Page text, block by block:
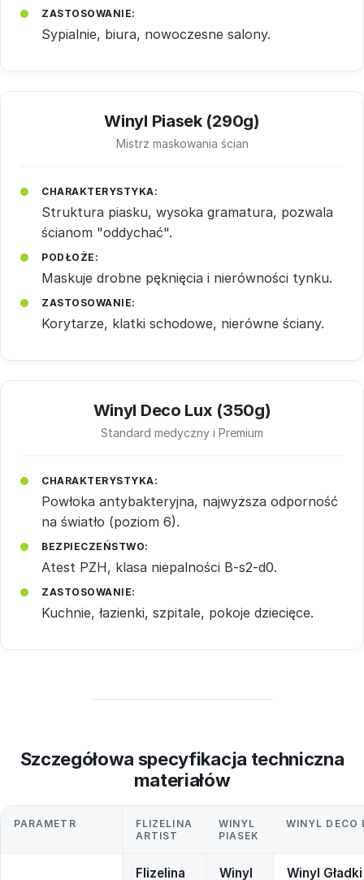
ZASTOSOWANIE:
Sypialnie, biura, nowoczesne salony.
Winyl Piasek (290g)
Mistrz maskowania ścian
CHARAKTERYSTYKA:
Struktura piasku, wysoka gramatura, pozwala
ścianom "oddychać".
PODŁOŻE:
Maskuje drobne pęknięcia i nierówności tynku.
ZASTOSOWANIE:
Korytarze, klatki schodowe, nierówne ściany.
Winyl Deco Lux (350g)
Standard medyczny i Premium
CHARAKTERYSTYKA:
Powłoka antybakteryjna, najwyższa odporność
na światło (poziom 6).
BEZPIECZEŃSTWO:
Atest PZH, klasa niepalności B-s2-d0.
ZASTOSOWANIE:
Kuchnie, łazienki, szpitale, pokoje dziecięce.
Szczegółowa specyfikacja techniczna
materiałów
PARAMETR
FLIZELINA
ARTIST
WINYL
PIASEK
WINYL DECO
Flizelina Winyl Winyl Gładki